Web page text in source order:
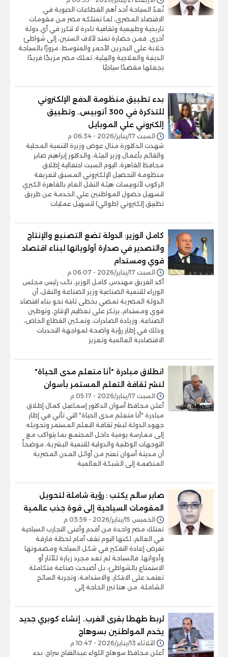
تُعدّ السياحة أحد أهم القطاعات الحيوية في
الاقتصاد المصري، لما تمتلكه مصر من مقومات
تاريخية وطبيعية وثقافية نادرة لا تتكرر في أي دولة
أخرى. فمن حضارة تمتد لآلاف السنين، إلى شواطئ
خلابة على البحرين الأحمر والمتوسط، مرورًا بالسياحة
الدينية والعلاجية والبيئية، تملك مصر مزيجًا فريدًا
يجعلها مقصدًا سياحيًا
بدء تطبيق منظومة الدفع الإلكتروني
للتذكرة في 300 أتوبيس.. وتطبيق
إلكتروني علي الموبايل
السبت 17/يناير/2026 - 06:34 م
شهدت الدكتورة منال عوض وزيرة التنمية المحلية
والقائم بأعمال وزير البيئة، والدكتور إبراهيم صابر
محافظ القاهرة، اليوم السبت احتفالية إطلاق
منظومة التحصيل الإلكتروني المسبق لتعريفة
الركوب لأتوبيسات هيئة النقل العام بالقاهرة الكبري
لتسهيل حصول المواطنين علي الخدمة عن طريق
تطبيق إلكتروني (طوالي) لتسهيل عمليات
كامل الوزير: الدولة تضع التصنيع والإنتاج
والتصدير في صدارة أولوياتها لبناء اقتصاد
قوي ومستدام
السبت 17/يناير/2026 - 06:07 م
أكد الفريق مهندس كامل الوزير، نائب رئيس مجلس
الوزراء للتنمية الصناعية وزير الصناعة والنقل، أن
الدولة المصرية تمضي بخطى ثابتة نحو بناء اقتصاد
قوي ومستدام، يرتكز على تعظيم الإنتاج، وتوطين
الصناعة، وزيادة الصادرات، وتمكين القطاع الخاص،
وذلك في إطار رؤية واضحة لمواجهة التحديات
الاقتصادية العالمية وتعزيز
انطلاق مبادرة "أنا متعلم مدى الحياة"
لنشر ثقافة التعلم المستمر بأسوان
السبت 17/يناير/2026 - 05:17 م
أعلن محافظ أسوان الدكتور إسماعيل كمال إطلاق
مبادرة "أنا متعلم مدى الحياة" التي تأتي في إطار
جهود الدولة لنشر ثقافة التعلم المستمر وتحويله
إلى ممارسة يومية داخل المجتمع بما يتواكب مع
التوجهات الوطنية والدولية للتنمية البشرية، موضحاً
أن مدينة أسوان تعتبر من أوائل المدن المصرية
المنضمة إلى الشبكة العالمية
صابر سالم يكتب : رؤية شاملة لتحويل
المقومات السياحية إلى قوة جذب عالمية
الخميس 15/يناير/2026 - 03:59 م
تمتلك مصر واحدة من أقدم وأغنى التجارب السياحية
في العالم، لكنها اليوم تقف أمام لحظة فارقة
تفرض إعادة التفكير في شكل السياحة ومضمونها
وأدواتها. فالسياحة لم تعد مجرد زيارة للآثار أو
الاستمتاع بالشواطئ، بل أصبحت صناعة متكاملة
تعتمد على الابتكار، والاستدامة، وتجربة السائح
الشاملة. من هنا تبرز الحاجة إلى
لربط طهطا بقرى الغرب.. إنشاء كوبري جديد
يخدم المواطنين بسوهاج
الثلاثاء 13/يناير/2026 - 10:47 م
أعلن محافظ سوهاج اللواء عبدالفتاح سراج، بدء